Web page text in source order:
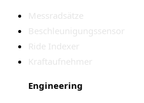
Messradsätze
Beschleunigungssensor
Ride Indexer
Kraftaufnehmer
Engineering